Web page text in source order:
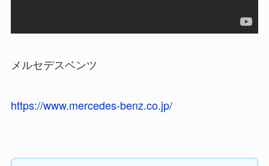
メルセデスベンツ
https://www.mercedes-benz.co.jp/